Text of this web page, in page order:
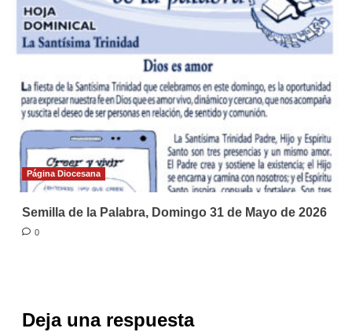
Página Diocesana
Semilla de la Palabra, Domingo 31 de Mayo de 2026
0
Deja una respuesta